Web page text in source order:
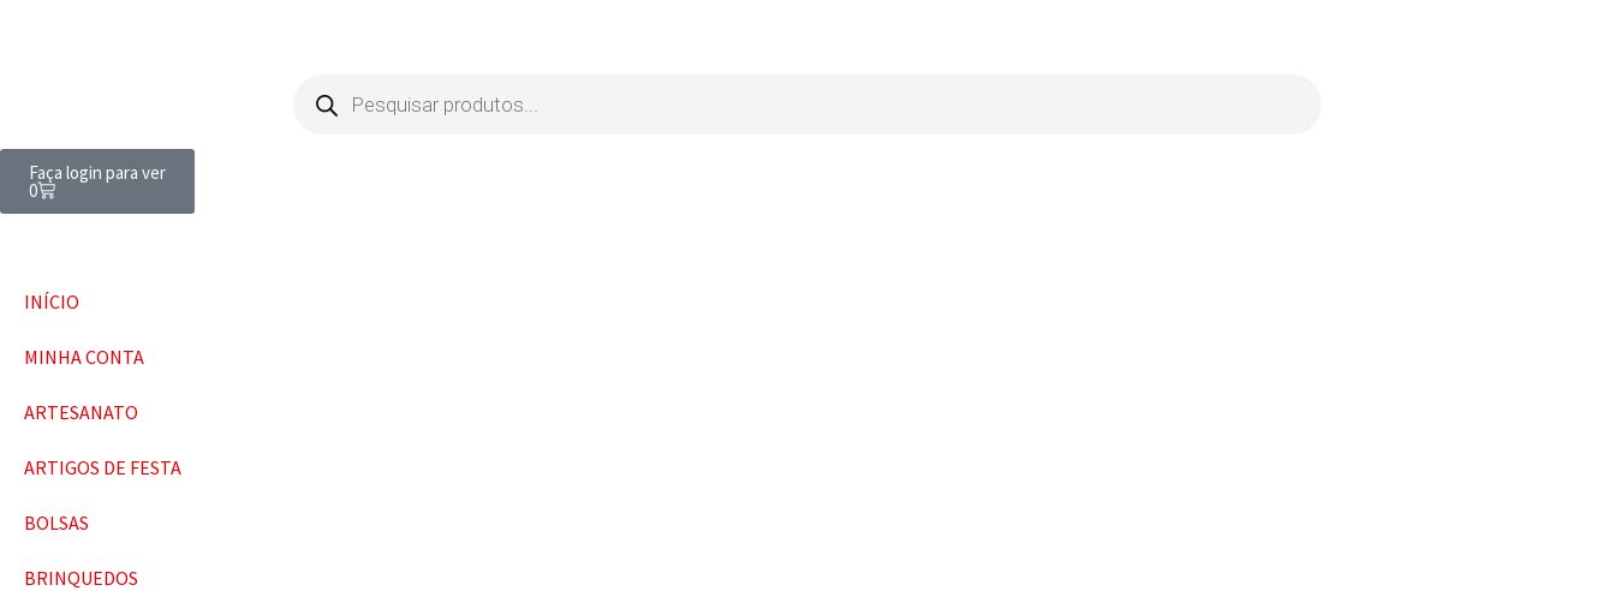
Faça login para ver
0
INÍCIO
MINHA CONTA
ARTESANATO
ARTIGOS DE FESTA
BOLSAS
BRINQUEDOS